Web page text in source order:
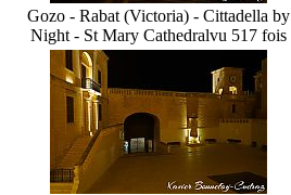
Gozo - Rabat (Victoria) - Cittadella by
Night - St Mary Cathedralvu 517 fois